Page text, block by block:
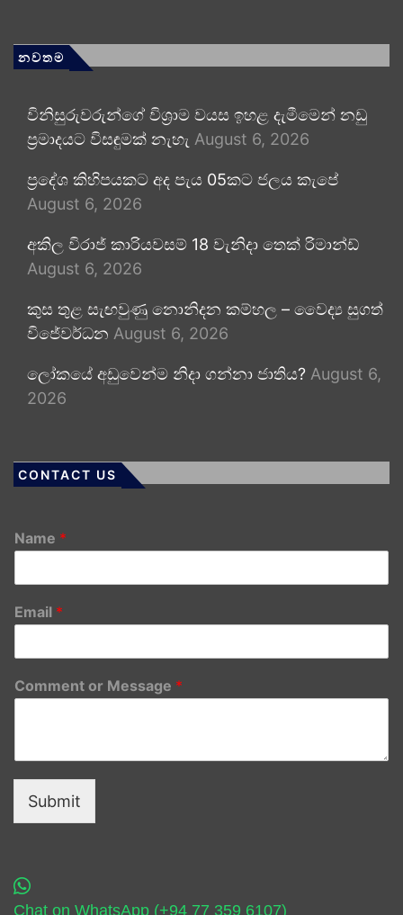
නවතම
විනිසුරුවරුන්ගේ විශ්‍රාම වයස ඉහළ දැමීමෙන් නඩු
ප්‍රමාදයට විසඳුමක් නැහැ August 6, 2026
ප්‍රදේශ කිහිපයකට අද පැය 05කට ජලය කැපේ
August 6, 2026
අකිල විරාජ් කාරියවසම් 18 වැනිදා තෙක් රිමාන්ඩ්
August 6, 2026
කුස තුළ සැඟවුණු නොනිදන කම්හල – වෛද්‍ය සුගත්
විජේවර්ධන August 6, 2026
ලෝකයේ අඩුවෙන්ම නිදා ගන්නා ජාතිය? August 6,
2026
CONTACT US
Name *
Email *
Comment or Message *
Submit
Chat on WhatsApp (+94 77 359 6107)